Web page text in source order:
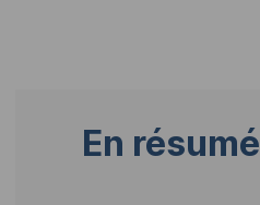
En résumé